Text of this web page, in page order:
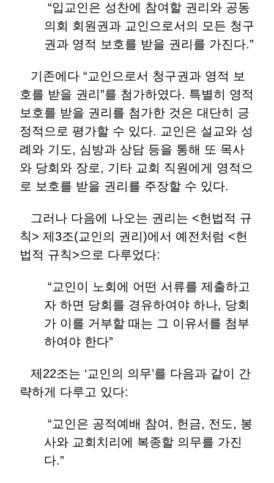
“입교인은 성찬에 참여할 권리와 공동
의회 회원권과 교인으로서의 모든 청구
권과 영적 보호를 받을 권리를 가진다.”
기존에다 “교인으로서 청구권과 영적 보
호를 받을 권리”를 첨가하였다. 특별히 영적
보호를 받을 권리를 첨가한 것은 대단히 긍
정적으로 평가할 수 있다. 교인은 설교와 성
례와 기도, 심방과 상담 등을 통해 또 목사
와 당회와 장로, 기타 교회 직원에게 영적으
로 보호를 받을 권리를 주장할 수 있다.
그러나 다음에 나오는 권리는 <헌법적 규
칙> 제3조(교인의 권리)에서 예전처럼 <헌
법적 규칙>으로 다루었다:
“교인이 노회에 어떤 서류를 제출하고
자 하면 당회를 경유하여야 하나, 당회
가 이를 거부할 때는 그 이유서를 첨부
하여야 한다”
제22조는 ‘교인의 의무’를 다음과 같이 간
략하게 다루고 있다:
“교인은 공적예배 참여, 헌금, 전도, 봉
사와 교회치리에 복종할 의무를 가진
다.”